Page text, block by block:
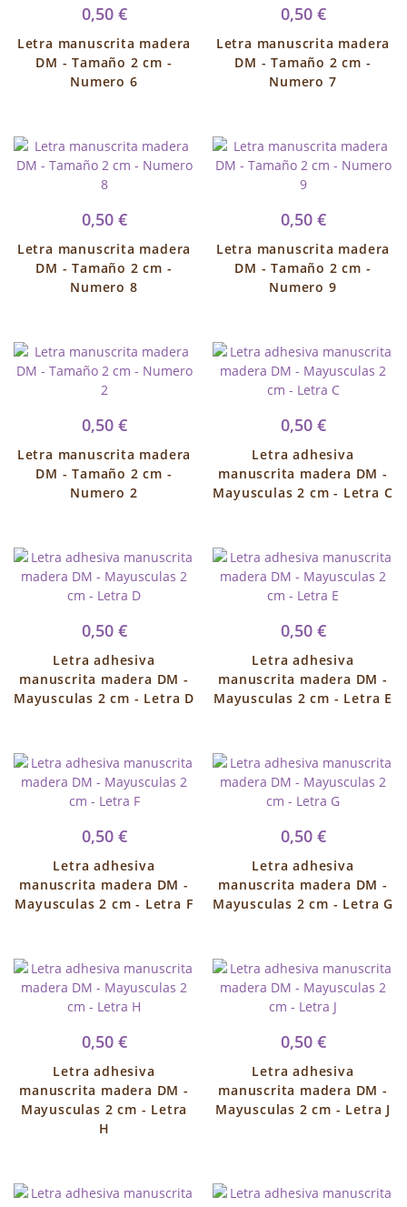
0,50 €
Letra manuscrita madera
DM - Tamaño 2 cm -
Numero 6
0,50 €
Letra manuscrita madera
DM - Tamaño 2 cm -
Numero 7
0,50 €
Letra manuscrita madera
DM - Tamaño 2 cm -
Numero 8
0,50 €
Letra manuscrita madera
DM - Tamaño 2 cm -
Numero 9
0,50 €
Letra manuscrita madera
DM - Tamaño 2 cm -
Numero 2
0,50 €
Letra adhesiva
manuscrita madera DM -
Mayusculas 2 cm - Letra C
0,50 €
Letra adhesiva
manuscrita madera DM -
Mayusculas 2 cm - Letra D
0,50 €
Letra adhesiva
manuscrita madera DM -
Mayusculas 2 cm - Letra E
0,50 €
Letra adhesiva
manuscrita madera DM -
Mayusculas 2 cm - Letra F
0,50 €
Letra adhesiva
manuscrita madera DM -
Mayusculas 2 cm - Letra G
0,50 €
Letra adhesiva
manuscrita madera DM -
Mayusculas 2 cm - Letra
H
0,50 €
Letra adhesiva
manuscrita madera DM -
Mayusculas 2 cm - Letra J